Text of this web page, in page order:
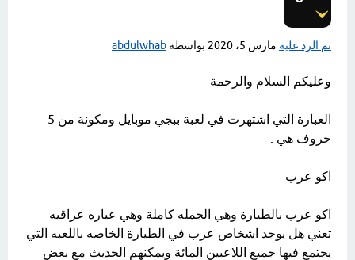
تم الرد عليه مارس 5، 2020 بواسطة abdulwhab
وعليكم السلام والرحمة
العبارة التي اشتهرت في لعبة ببجي موبايل ومكونة من 5
حروف هي :
اكو عرب
اكو عرب بالطيارة وهي الجمله كاملة وهي عباره عراقيه
تعني هل يوجد اشخاص عرب في الطيارة الخاصه باللعبه التي
يجتمع فيها جميع اللاعبين المائة ويمكنهم الحديث مع بعض